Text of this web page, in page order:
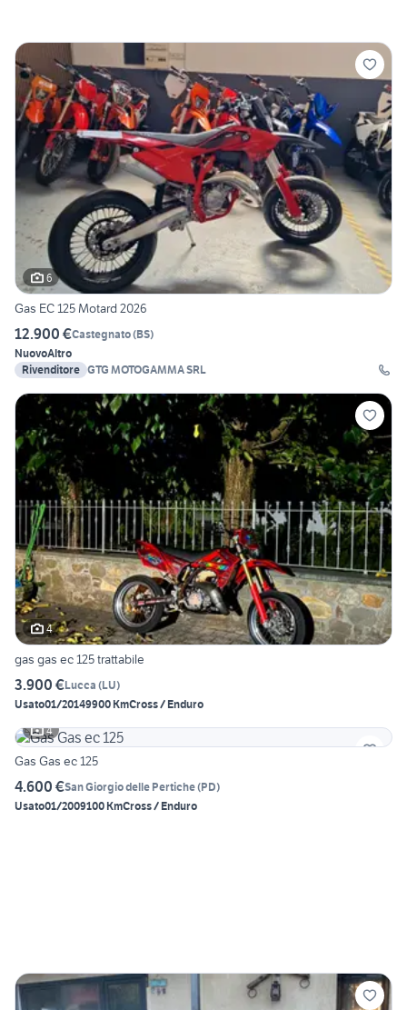
6
Gas EC 125 Motard 2026
12.900 €Castegnato(BS)
NuovoAltro
Rivenditore GTG MOTOGAMMA SRL
4
gas gas ec 125 trattabile
3.900 €Lucca (LU)
Usato01/20149900 KmCross / Enduro
4
Gas Gas ec 125
4.600 €San Giorgio delle Pertiche(PD)
Usato01/2009100 KmCross / Enduro